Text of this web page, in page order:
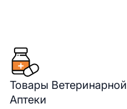
Товары Ветеринарной
Аптеки